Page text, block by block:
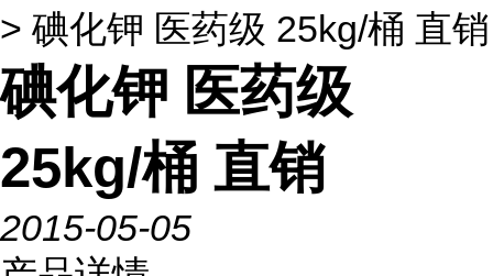
> 碘化钾 医药级 25kg/桶 直销
碘化钾 医药级
25kg/桶 直销
2015-05-05